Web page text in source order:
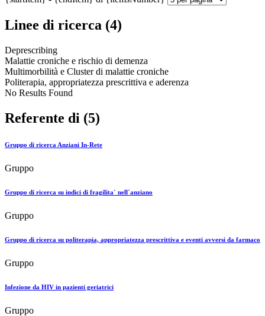
Linee di ricerca (4)
Deprescribing
Malattie croniche e rischio di demenza
Multimorbilità e Cluster di malattie croniche
Politerapia, appropriatezza prescrittiva e aderenza
No Results Found
Referente di (5)
Gruppo di ricerca Anziani In-Rete
Gruppo
Gruppo di ricerca su indici di fragilita´ nell´anziano
Gruppo
Gruppo di ricerca su politerapia, appropriatezza prescrittiva e eventi avversi da farmaco
Gruppo
Infezione da HIV in pazienti geriatrici
Gruppo